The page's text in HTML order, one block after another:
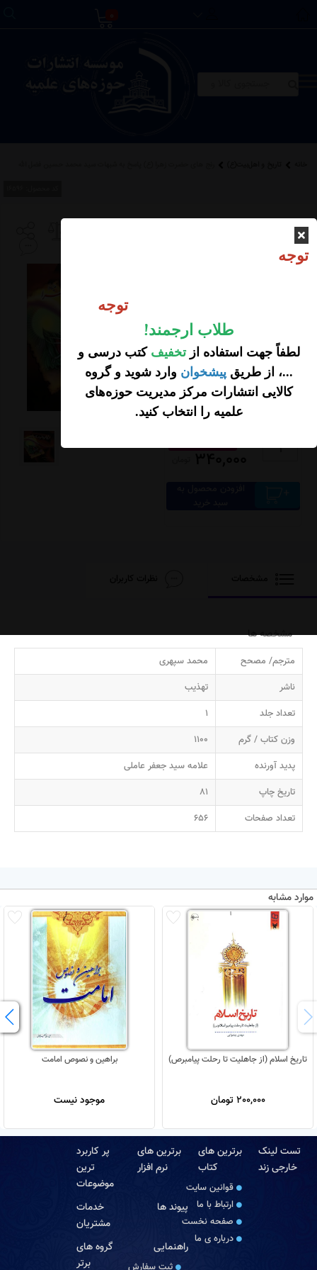
توجه
توجه
طلاب ارجمند!
لطفاً جهت استفاده از تخفیف کتب درسی و
...، از طریق پیشخوان وارد شوید و گروه
کالایی انتشارات مرکز مدیریت حوزه‌های
علمیه را انتخاب کنید.
رنج های حضرت زهرا (ع)
پاسخ به شبهات سید
425,000 تومان
مشخصه ها
مترجم/ مصحح
محمد سپهری
ناشر
تهذیب
تعداد جلد
1
وزن کتاب / گرم
1100
پدید آورنده
علامه سید جعفر عاملی
تاریخ چاپ
81
تعداد صفحات
656
موارد مشابه
تاریخ اسلام (از جاهلیت تا رحلت پیامبرص)
200,000 تومان
براهین و نصوص امامت
موجود نیست
تست لینک
خارجی زند
برترین های
کتاب
قوانین سایت
ارتباط با ما
صفحه نخست
درباره‏ ی ما
برترین های
نرم افزار
پر کاربرد
ترین
موضوعات
پیوند ها
خدمات
مشتریان
راهنمایی
ثبت سفارش
گروه های
برتر